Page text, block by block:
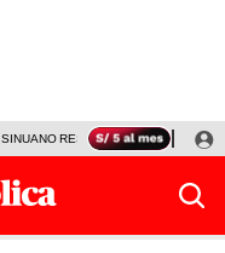
SINUANO RESULTADOS HOY